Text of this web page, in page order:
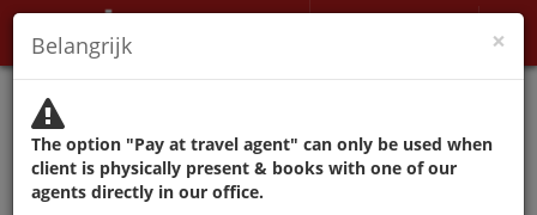
Myndighetene fraråder å
reise bortsett fra grunner
som ikke kan utsettes.
×
Belangrijk
The option "Pay at travel agent" can only be used when
client is physically present & books with one of our
agents directly in our office.